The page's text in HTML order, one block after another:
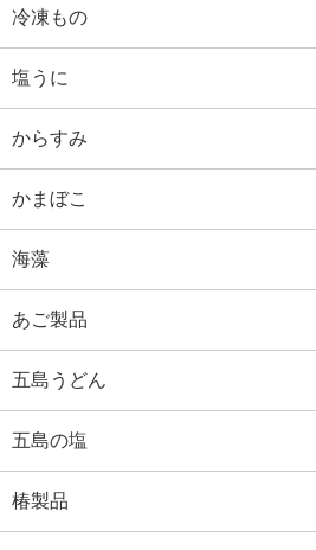
冷凍もの
塩うに
からすみ
かまぼこ
海藻
あご製品
五島うどん
五島の塩
椿製品